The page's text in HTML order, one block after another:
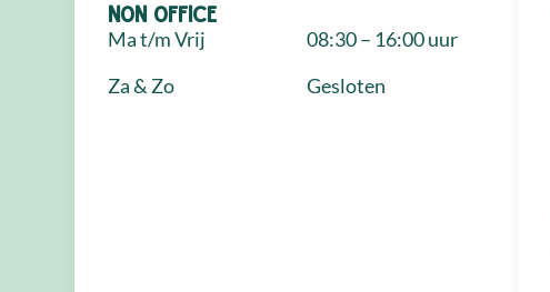
NON Office
Ma t/m Vrij
Za & Zo
08:30 – 16:00 uur
Gesloten